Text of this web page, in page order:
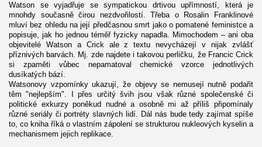
Watson se vyjadřuje se sympatickou drtivou upřímností, která je
mnohdy současně čirou nezdvořilostí. Třeba o Rosalin Franklinové
mluví bez ohledu na její předčasnou smrt jako o pomatené feministce a
popisuje, jak ho jednou téměř fyzicky napadla. Mimochodem – ani oba
objevitelé Watson a Crick ale z textu nevycházejí v nijak zvlášť
příznivých barvách. Mj. zde najdete i takovou perličku, že Francic Crick
si zpaměti vůbec nepamatoval chemické vzorce jednotlivých
dusíkatých bází.
Watsonovy vzpomínky ukazují, že objevy se nemusejí nutně podařit
těm "nejlepším". I přes určitý švih jsou však různé společenské či
politické exkurzy poněkud nudné a osobně mi až příliš připomínaly
různé seriály či portréty slavných lidí. Dál nás bude tedy zajímat spíše
to, co kniha říká o vlastním zápolení se strukturou nukleových kyselin a
mechanismem jejich replikace.